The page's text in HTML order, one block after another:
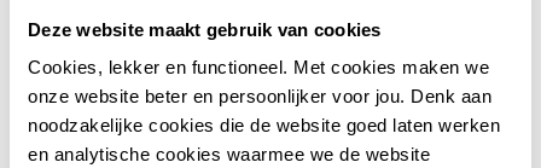
Deze website maakt gebruik van cookies
Cookies, lekker en functioneel. Met cookies maken we
onze website beter en persoonlijker voor jou. Denk aan
noodzakelijke cookies die de website goed laten werken
en analytische cookies waarmee we de website